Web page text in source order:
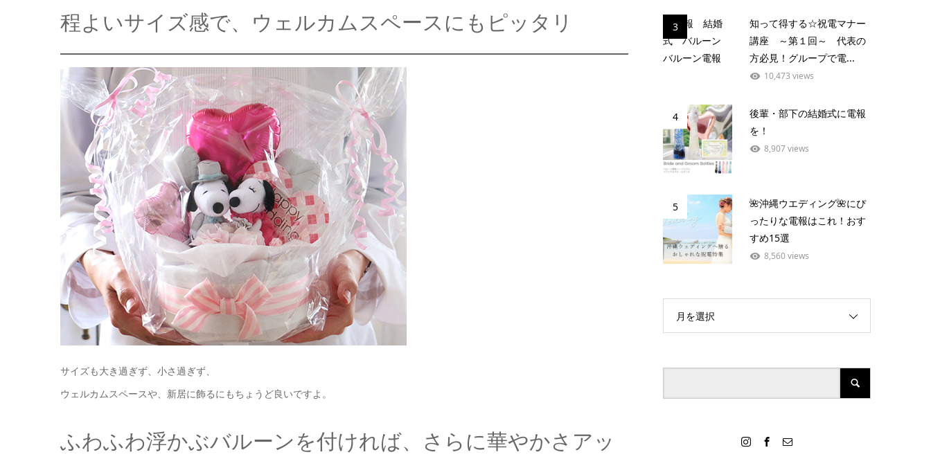
程よいサイズ感で、ウェルカムスペースにもピッタリ
サイズも大き過ぎず、小さ過ぎず、
ウェルカムスペースや、新居に飾るにもちょうど良いですよ。
ふわふわ浮かぶバルーンを付ければ、さらに華やかさアッ
3
知って得する☆祝電マナー
講座 ～第１回～ 代表の
方必見！グループで電...
10,473 views
4
後輩・部下の結婚式に電報
を！
8,907 views
5
🌺沖縄ウエディング🌺にぴ
ったりな電報はこれ！おす
すめ15選
8,560 views
月を選択